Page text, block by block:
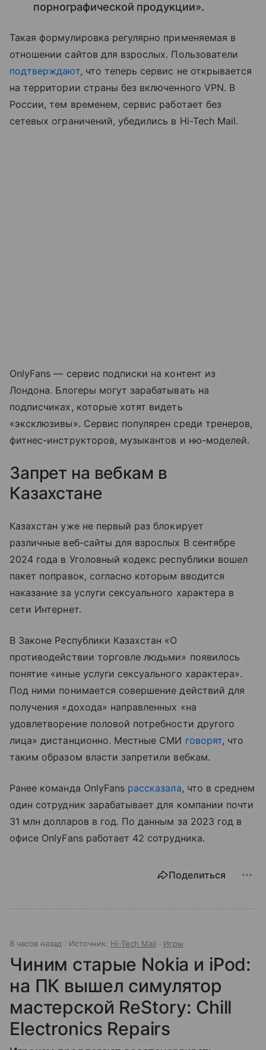
порнографической продукции».
Такая формулировка регулярно применяемая в
отношении сайтов для взрослых. Пользователи
подтверждают, что теперь сервис не открывается
на территории страны без включенного VPN. В
России, тем временем, сервис работает без
сетевых ограничений, убедились в Hi-Tech Mail.
OnlyFans — сервис подписки на контент из
Лондона. Блогеры могут зарабатывать на
подписчиках, которые хотят видеть
«эксклюзивы». Сервис популярен среди тренеров,
фитнес-инструкторов, музыкантов и ню-моделей.
Запрет на вебкам в
Казахстане
Казахстан уже не первый раз блокирует
различные веб-сайты для взрослых В сентябре
2024 года в Уголовный кодекс республики вошел
пакет поправок, согласно которым вводится
наказание за услуги сексуального характера в
сети Интернет.
В Законе Республики Казахстан «О
противодействии торговле людьми» появилось
понятие «иные услуги сексуального характера».
Под ними понимается совершение действий для
получения «дохода» направленных «на
удовлетворение половой потребности другого
лица» дистанционно. Местные СМИ говорят, что
таким образом власти запретили вебкам.
Ранее команда OnlyFans рассказала, что в среднем
один сотрудник зарабатывает для компании почти
31 млн долларов в год. По данным за 2023 год в
офисе OnlyFans работает 42 сотрудника.
Поделиться
8 часов назад Источник: Hi-Tech Mail Игры
Чиним старые Nokia и iPod:
на ПК вышел симулятор
мастерской ReStory: Chill
Electronics Repairs